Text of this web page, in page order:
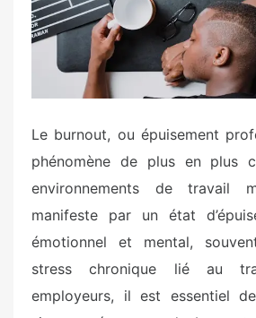
o
n
Le burnout, ou épuisement
phénomène de plus en plus
environnements de travail
manifeste par un état
émotionnel et mental,
stress chronique lié au
employeurs, il est essentiel